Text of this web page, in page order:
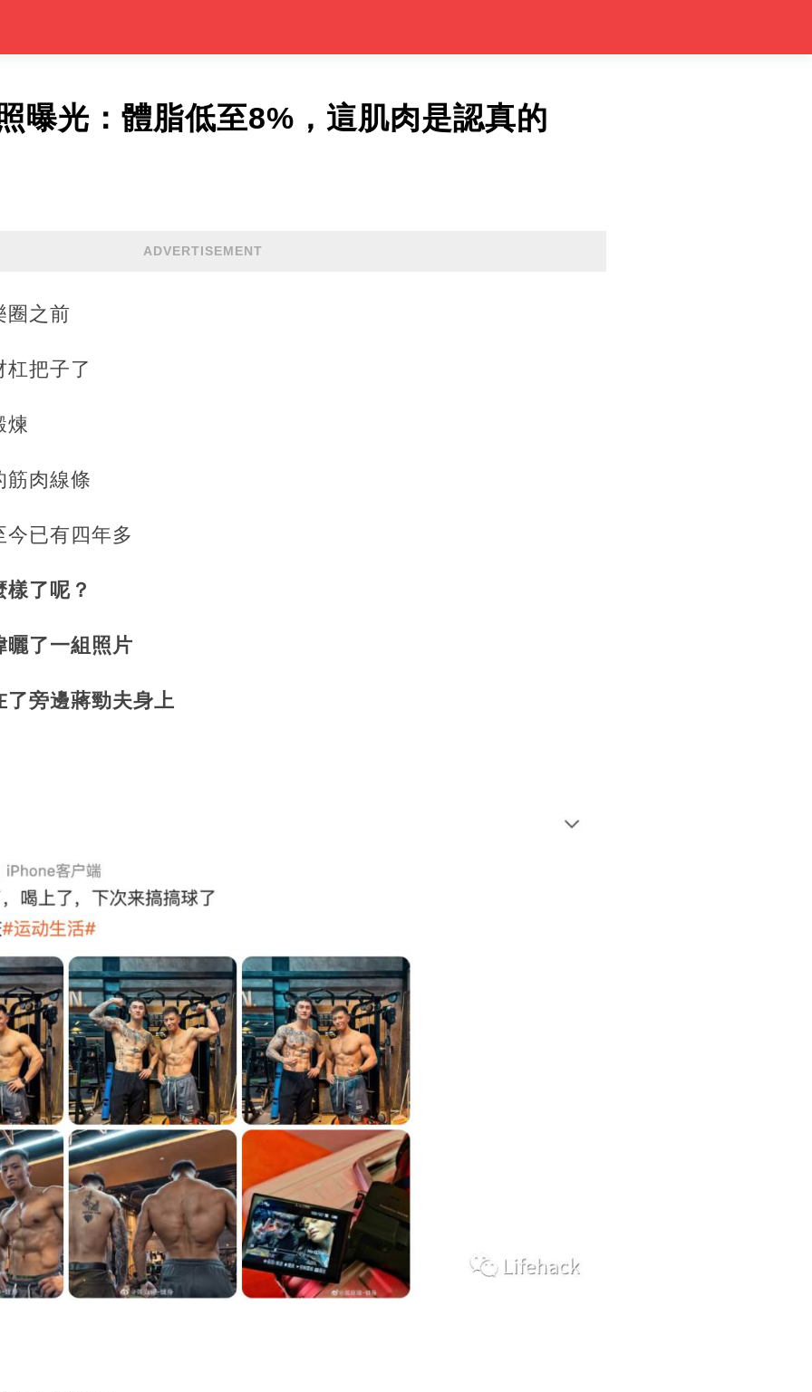
曝光：體脂低至8%，這肌肉是認真的
ADVERTISEMENT
圈之前
把子了
煉
筋肉線條
已有四年多
了呢？
曬了一組照片
旁邊蔣勁夫身上